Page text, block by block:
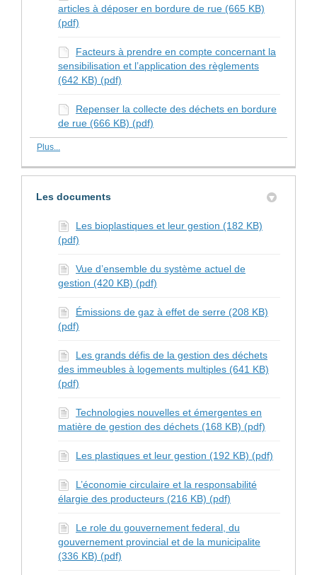
articles à déposer en bordure de rue (665 KB)
(pdf)
Facteurs à prendre en compte concernant la
sensibilisation et l’application des règlements
(642 KB) (pdf)
Repenser la collecte des déchets en bordure
de rue (666 KB) (pdf)
Plus...
Les documents
Les bioplastiques et leur gestion (182 KB)
(pdf)
Vue d’ensemble du système actuel de
gestion (420 KB) (pdf)
Émissions de gaz à effet de serre (208 KB)
(pdf)
Les grands défis de la gestion des déchets
des immeubles à logements multiples (641 KB)
(pdf)
Technologies nouvelles et émergentes en
matière de gestion des déchets (168 KB) (pdf)
Les plastiques et leur gestion (192 KB) (pdf)
L’économie circulaire et la responsabilité
élargie des producteurs (216 KB) (pdf)
Le role du gouvernement federal, du
gouvernement provincial et de la municipalite
(336 KB) (pdf)